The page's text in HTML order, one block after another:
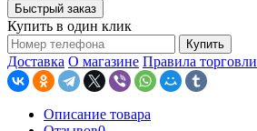
Быстрый заказ
Купить в один клик
Купить
Доставка О магазине Правила торговли
Описание товара